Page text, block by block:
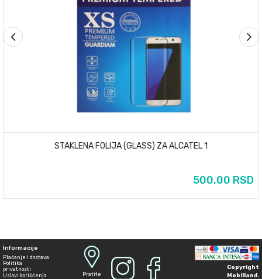
STAKLENA FOLIJA (GLASS) ZA ALCATEL 1
500,00 RSD
Informacije
Plaćanje i dostava
Politika
privatnosti
Uslovi korišćenja
Pratite
Copyright
Mobilland.